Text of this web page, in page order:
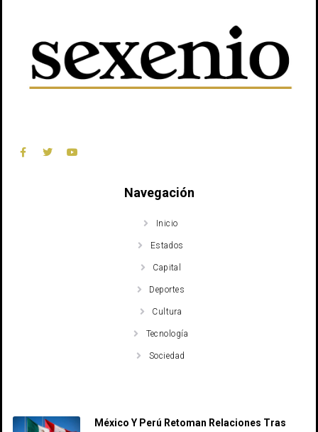
Navegación
Inicio
Estados
Capital
Deportes
Cultura
Tecnología
Sociedad
México Y Perú Retoman Relaciones Tras